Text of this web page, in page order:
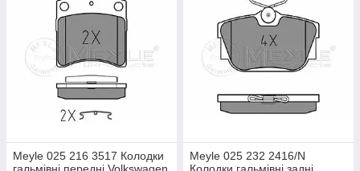
Meyle 025 216 3517 Колодки
Meyle 025 232 2416/N